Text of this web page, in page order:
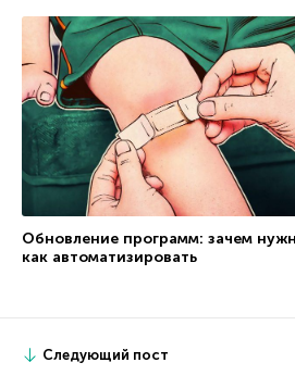
Обновление программ: зачем
как автоматизировать
Следующий пост